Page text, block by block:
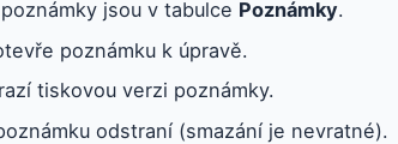
jsou v tabulce Poznámky.
poznámku k úpravě.
tiskovou verzi poznámky.
odstraní (smazání je nevratné).